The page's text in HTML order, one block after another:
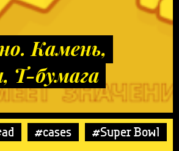
Камень,
Т-бумага
#cases #Super Bowl